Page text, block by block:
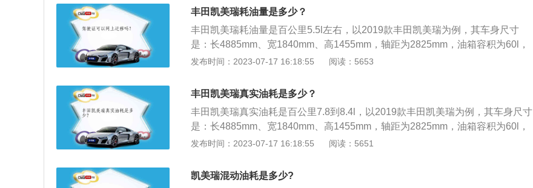
响。
5.5-8.8L/100km。影响汽车油耗具体因素如下：汽车重量：体积越大、重量越重
的汽车，油耗会比较多。正常来说，排量在1.6的小型家用车，重量在1.2吨左
右，油耗大约是7.5升（这是在满载的情况下计算的），而SUV车型，重量1.5吨
左右，油耗在8.5升。不同的重量就会导致汽车的油耗不一样。风阻：风阻越大，
汽车在行驶的过程中就会增加油耗。如果汽车的流线型比较好，风阻就越低，风
济的扭矩输出点，只要汽车的速度长期在这个扭矩输出点的时候，汽车的油耗就
会大大降低。正常来说，小排量的汽车大约在70公里每小时，大排量的汽车大约
是100公里每小时，只要控制在这个经济的转速区间，汽车就能获得最少的油
增高。
丰田凯美瑞耗油量是多少？
丰田凯美瑞耗油量是百公里5.5l左右，以2019款丰田凯美瑞为例，其车身尺寸
是：长4885mm、宽1840mm、高1455mm，轴距为2825mm，油箱容积为60l，
整备质量为1530kg。2019款丰田凯美瑞前悬架是麦弗逊式独立悬架，后悬架是e
率是131kw，最大扭矩是210nm，与其匹配的是10挡无级变速箱。
发布时间：2023-07-17 16:18:55 阅读：5653
丰田凯美瑞真实油耗是多少？
丰田凯美瑞真实油耗是百公里7.8到8.4l，以2019款丰田凯美瑞为例，其车身尺寸
是：长4885mm、宽1840mm、高1455mm，轴距为2825mm，油箱容积为60l，
整备质量为1530kg。2019款丰田凯美瑞前悬架是麦弗逊式独立悬架，后悬架是e
率是131kw，最大扭矩是210nm，与其匹配的是10挡无级变速箱。
发布时间：2023-07-17 16:18:55 阅读：5651
凯美瑞混动油耗是多少?